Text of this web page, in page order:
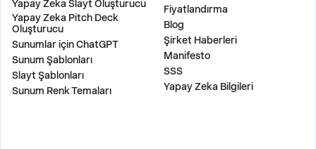
Yapay Zeka Slayt Oluşturucu
Yapay Zeka Pitch Deck
Oluşturucu
Sunumlar için ChatGPT
Sunum Şablonları
Slayt Şablonları
Sunum Renk Temaları
Fiyatlandırma
Blog
Şirket Haberleri
Manifesto
SSS
Yapay Zeka Bilgileri